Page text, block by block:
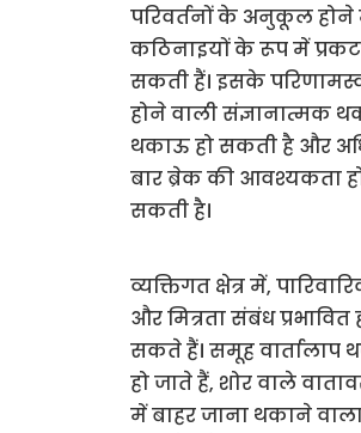
परिवर्तनों के अनुकूल होने
कठिनाइयों के रूप में प्रकट
सकती हैं। इसके
होने वाली संज्ञानात्मक
थकाऊ हो सकती है और
बार ब्रेक की आवश्यकता
सकती है।
व्यक्तिगत क्षेत्र में,
और मित्रता संबंध प्रभावित
सकते हैं। समूह वार्तालाप
हो जाते हैं, शोर वाले
में बाहर जाना थकाने